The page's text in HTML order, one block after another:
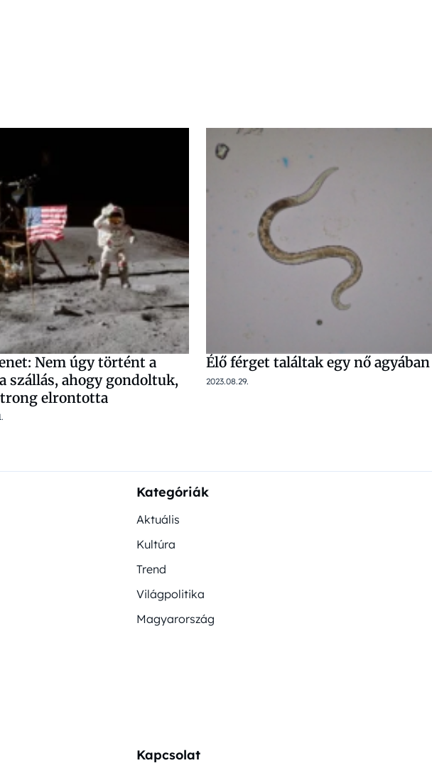
Nem úgy történt a
szállás, ahogy gondoltuk,
elrontotta
Élő férget találtak egy nő agyában
2023.08.29.
Kategóriák
Aktuális
Kultúra
Trend
Világpolitika
Magyarország
Kapcsolat